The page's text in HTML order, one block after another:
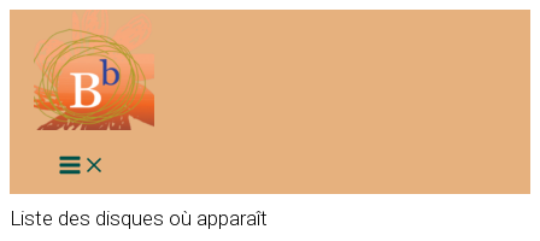
contenu
Liste des disques où apparaît